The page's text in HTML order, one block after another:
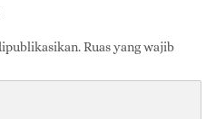
Ruas yang wajib